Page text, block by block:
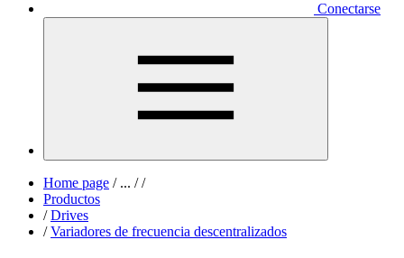
Conectarse
Home page /... / /
Productos
/ Drives
/ Variadores de frecuencia descentralizados